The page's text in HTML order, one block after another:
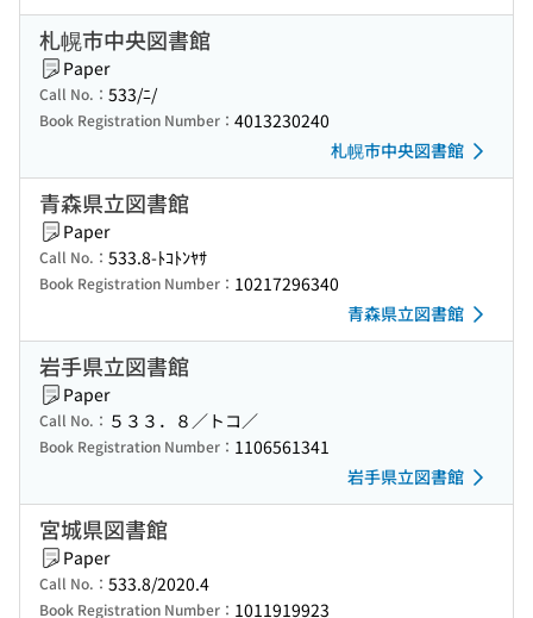
札幌市中央図書館
Paper
Call No.： 533/ﾆ/
Book Registration Number： 4013230240
札幌市中央図書館
青森県立図書館
Paper
Call No.： 533.8-ﾄｺﾄﾝﾔｻ
Book Registration Number： 10217296340
青森県立図書館
岩手県立図書館
Paper
Call No.： ５３３．８／トコ／
Book Registration Number： 1106561341
岩手県立図書館
宮城県図書館
Paper
Call No.： 533.8/2020.4
Book Registration Number： 1011919923